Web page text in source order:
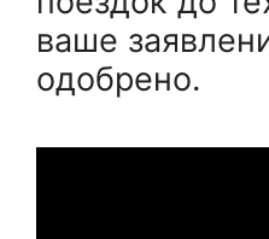
ваше
одобрено.